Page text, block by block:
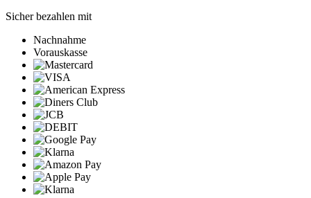
Sicher bezahlen mit
Nachnahme
Vorauskasse